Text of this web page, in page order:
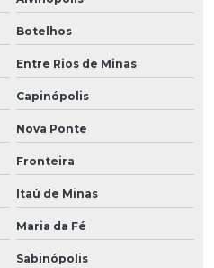
Botelhos
Entre Rios de Minas
Capinópolis
Nova Ponte
Fronteira
Itaú de Minas
Maria da Fé
Sabinópolis